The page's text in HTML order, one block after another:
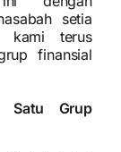
setia
terus
finansial
Satu Grup